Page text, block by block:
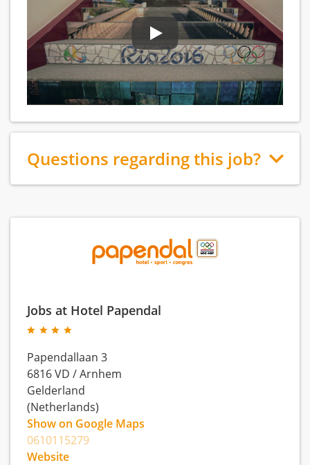
Questions regarding this job?
Jobs at Hotel Papendal
Papendallaan 3
6816 VD /Arnhem
Gelderland
(Netherlands)
Show on Google Maps
0610115279
Website